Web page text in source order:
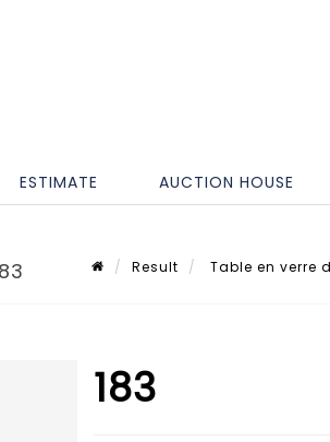
ESTIMATE AUCTION HOUSE
Result Table en verre
183